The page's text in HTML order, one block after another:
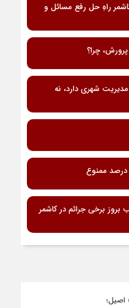
راهِ حل رفع مسائل و
چرا؟
شهری دارد، نه
برخی جرائم در کاشمر
اصیل؛